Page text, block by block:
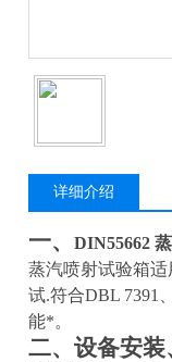
详细介绍
一、 DIN55662
蒸汽喷射试验箱
试.符合DBL 7391
能*。
二、 设备安装